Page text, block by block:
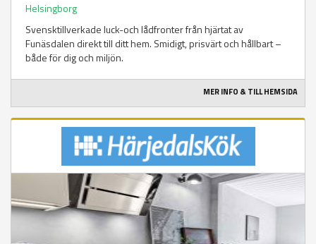
Helsingborg
Svensktillverkade luck-och lådfronter från hjärtat av
Funäsdalen direkt till ditt hem. Smidigt, prisvärt och hållbart –
både för dig och miljön.
MER INFO & TILL HEMSIDA